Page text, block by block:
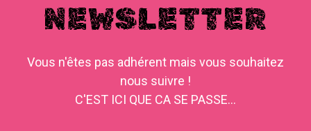
NEWSLETTER
Vous n'êtes pas adhérent mais vous souhaitez
nous suivre !
C'EST ICI QUE CA SE PASSE...